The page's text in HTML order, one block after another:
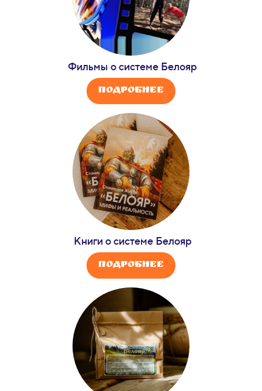
Фильмы о системе Белояр
Подробнее
Книги о системе Белояр
Подробнее